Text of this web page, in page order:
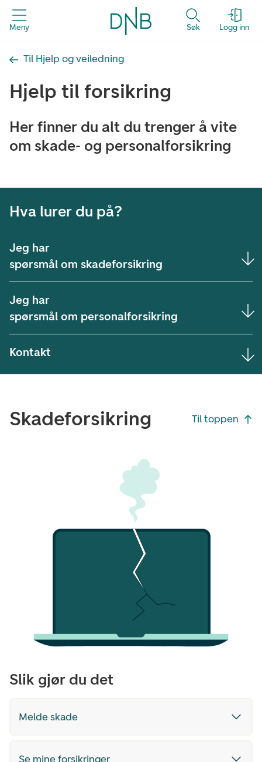
Meny Søk Logg inn
Til Hjelp og veiledning
Hjelp til forsikring
Her finner du alt du trenger å vite
om skade- og personalforsikring
Hva lurer du på?
Jeg har
spørsmål om skadeforsikring
Jeg har
spørsmål om personalforsikring
Kontakt
skadeforsikring Til toppen
Slik gjør du det
Melde skade
Se mine forsikringer